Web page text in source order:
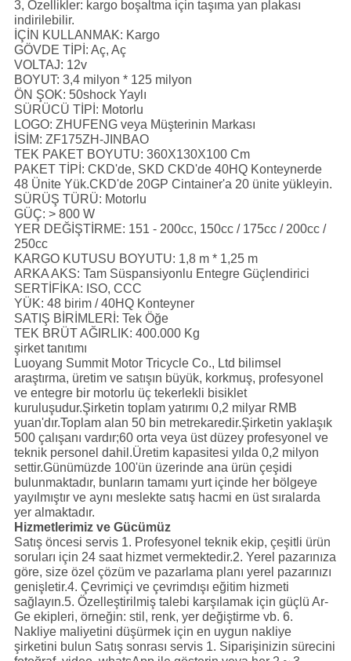
3, Özellikler: kargo boşaltma için taşıma yan plakası
indirilebilir.
İÇİN KULLANMAK: Kargo
GÖVDE TİPİ: Aç, Aç
VOLTAJ: 12v
BOYUT: 3,4 milyon * 125 milyon
ÖN ŞOK: 50shock Yaylı
SÜRÜCÜ TİPİ: Motorlu
LOGO: ZHUFENG veya Müşterinin Markası
İSİM: ZF175ZH-JINBAO
TEK PAKET BOYUTU: 360X130X100 Cm
PAKET TİPİ: CKD'de, SKD CKD'de 40HQ Konteynerde
48 Ünite Yük.CKD'de 20GP Cintainer'a 20 ünite yükleyin.
SÜRÜŞ TÜRÜ: Motorlu
GÜÇ: > 800 W
YER DEĞİŞTİRME: 151 - 200cc, 150cc / 175cc / 200cc /
250cc
KARGO KUTUSU BOYUTU: 1,8 m * 1,25 m
ARKA AKS: Tam Süspansiyonlu Entegre Güçlendirici
SERTİFİKA: ISO, CCC
YÜK: 48 birim / 40HQ Konteyner
SATIŞ BİRİMLERİ: Tek Öğe
TEK BRÜT AĞIRLIK: 400.000 Kg
şirket tanıtımı
Luoyang Summit Motor Tricycle Co., Ltd bilimsel
araştırma, üretim ve satışın büyük, korkmuş, profesyonel
ve entegre bir motorlu üç tekerlekli bisiklet
kuruluşudur.Şirketin toplam yatırımı 0,2 milyar RMB
yuan'dır.Toplam alan 50 bin metrekaredir.Şirketin yaklaşık
500 çalışanı vardır;60 orta veya üst düzey profesyonel ve
teknik personel dahil.Üretim kapasitesi yılda 0,2 milyon
settir.Günümüzde 100'ün üzerinde ana ürün çeşidi
bulunmaktadır, bunların tamamı yurt içinde her bölgeye
yayılmıştır ve aynı meslekte satış hacmi en üst sıralarda
yer almaktadır.
Hizmetlerimiz ve Gücümüz
Satış öncesi servis 1. Profesyonel teknik ekip, çeşitli ürün
soruları için 24 saat hizmet vermektedir.2. Yerel pazarınıza
göre, size özel çözüm ve pazarlama planı yerel pazarınızı
genişletir.4. Çevrimiçi ve çevrimdışı eğitim hizmeti
sağlayın.5. Özelleştirilmiş talebi karşılamak için güçlü Ar-
Ge ekipleri, örneğin: stil, renk, yer değiştirme vb. 6.
Nakliye maliyetini düşürmek için en uygun nakliye
şirketini bulun Satış sonrası servis 1. Siparişinizin sürecini